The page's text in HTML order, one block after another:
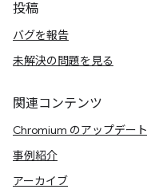
投稿
バグを報告
未解決の問題を見る
関連コンテンツ
Chromium のアップデート
事例紹介
アーカイブ